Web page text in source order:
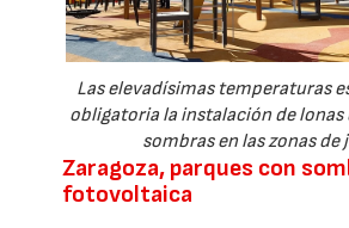
Las elevadísimas temperaturas
obligatoria la instalación de
sombras en las zonas de
Zaragoza, parques con
fotovoltaica